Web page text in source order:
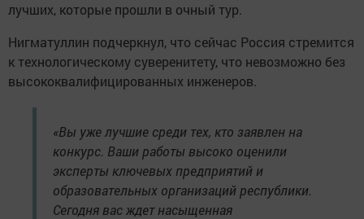
лучших, которые прошли в очный тур.
Нигматуллин подчеркнул, что сейчас Россия стремится
к технологическому суверенитету, что невозможно без
высококвалифицированных инженеров.
«Вы уже лучшие среди тех, кто заявлен на
конкурс. Ваши работы высоко оценили
эксперты ключевых предприятий и
образовательных организаций республики.
Сегодня вас ждет насыщенная